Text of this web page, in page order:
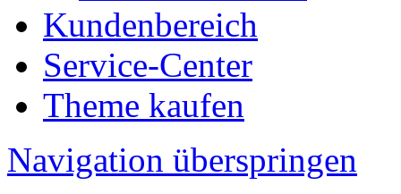
Kundenbereich
Service-Center
Theme kaufen
Navigation überspringen